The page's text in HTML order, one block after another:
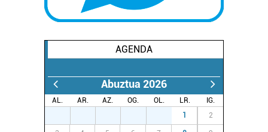
AGENDA
Abuztua 2026
AL. AR. AZ. OG. OL. LR.
IG.
1 2